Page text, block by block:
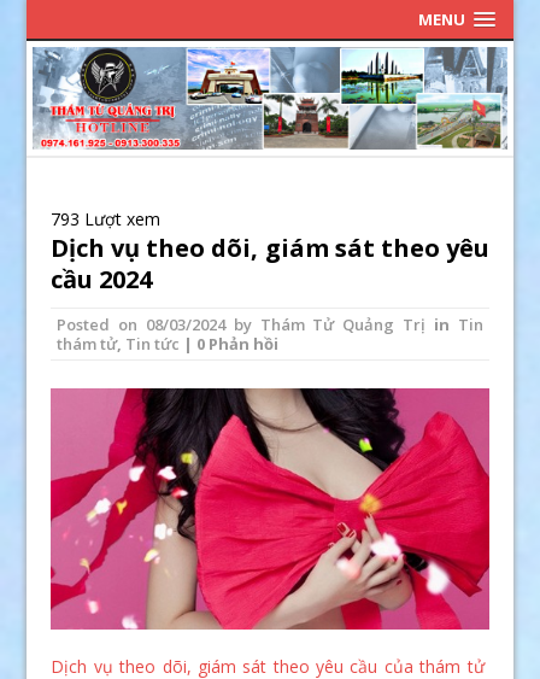
MENU
793 Lượt xem
Dịch vụ theo dõi, giám sát theo yêu
cầu 2024
Posted on 08/03/2024by Thám Tử Quảng Trị in Tin
thám tử, Tin tức | 0 Phản hồi
Dịch vụ theo dõi, giám sát theo yêu cầu của thám tử